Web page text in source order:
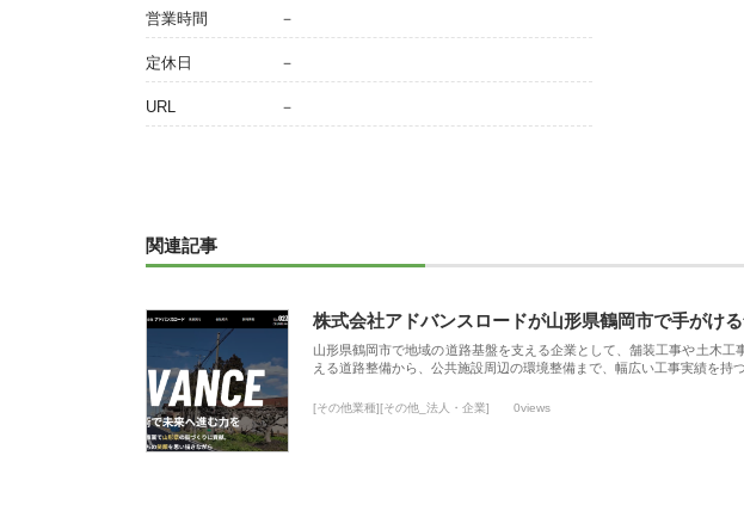
営業時間 －
定休日 －
URL －
関連記事
株式会社アドバンスロードが山形県鶴岡市で手がけ
山形県鶴岡市で地域の道路基盤を支える企業として、舗装工事や土木
える道路整備から、公共施設周辺の環境整備まで、幅広い工事実績を持
[その他業種][その他_法人・企業] 0views